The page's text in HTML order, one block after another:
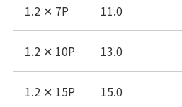
1.2 ✕ 7P 11.0
1.2 ✕ 10P 13.0
1.2 ✕ 15P 15.0